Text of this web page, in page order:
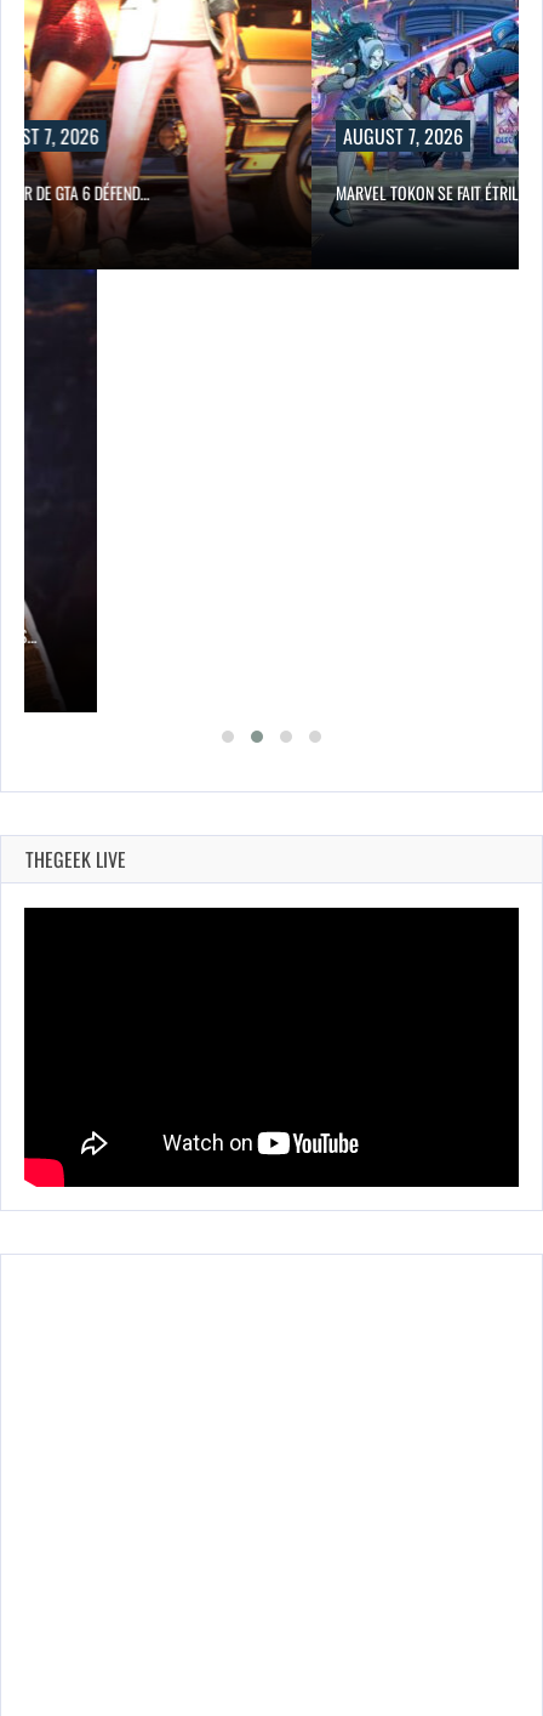
7, 2026
DE GTA 6 DÉFEND…
AUGUST 7, 2026
MARVEL TOKON SE FAIT ÉTRILLER…
THEGEEK LIVE